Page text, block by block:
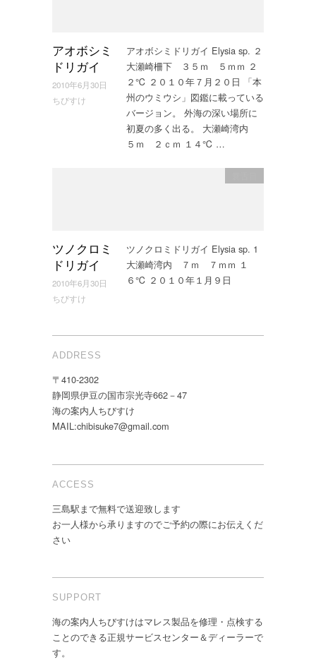
アオボシミ
ドリガイ
2010年6月30日
ちびすけ
アオボシミドリガイ Elysia sp. ２
大瀬崎柵下 ３５ｍ ５ｍｍ ２
２℃ ２０１０年７月２０日 「本
州のウミウシ」図鑑に載っている
バージョン。 外海の深い場所に
初夏の多く出る。 大瀬崎湾内
５ｍ ２ｃｍ １４℃ …
ツノクロミ
ドリガイ
2010年6月30日
ちびすけ
ツノクロミドリガイ Elysia sp. 1
大瀬崎湾内 ７ｍ ７ｍｍ １
６℃ ２０１０年１月９日
ADDRESS
〒410-2302
静岡県伊豆の国市宗光寺662－47
海の案内人ちびすけ
MAIL:chibisuke7@gmail.com
ACCESS
三島駅まで無料で送迎致します
お一人様から承りますのでご予約の際にお伝えくだ
さい
SUPPORT
海の案内人ちびすけはマレス製品を修理・点検する
ことのできる正規サービスセンター＆ディーラーで
す。